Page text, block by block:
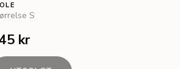
S
kr